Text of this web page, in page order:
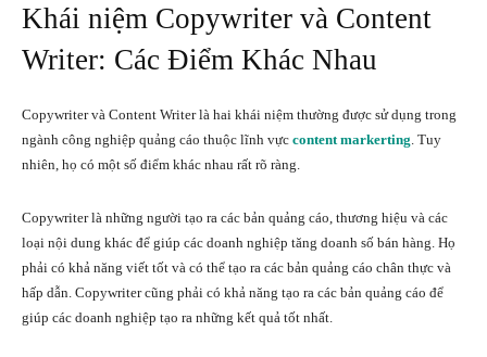
Khái niệm Copywriter và Content
Writer: Các Điểm Khác Nhau
Copywriter và Content Writer là hai khái niệm thường được sử dụng trong
ngành công nghiệp quảng cáo thuộc lĩnh vực content markerting . Tuy
nhiên, họ có một số điểm khác nhau rất rõ ràng.
Copywriter là những người tạo ra các bản quảng cáo, thương hiệu và các
loại nội dung khác để giúp các doanh nghiệp tăng doanh số bán hàng. Họ
phải có khả năng viết tốt và có thể tạo ra các bản quảng cáo chân thực và
hấp dẫn. Copywriter cũng phải có khả năng tạo ra các bản quảng cáo để
giúp các doanh nghiệp tạo ra những kết quả tốt nhất.